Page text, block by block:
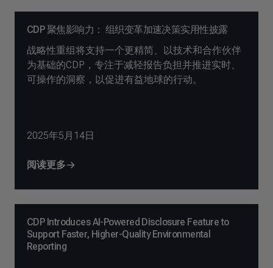
CDP 聚焦影响力： 组织变革加速决策实用性披露
战略性重组将支持一个更精简、以技术和合作伙伴
为基础的CDP，专注于减轻报告负担并推进实时、
可操作的洞察，以促进有益地球的行动。
2025年5月14日
阅读更多
CDP Introduces AI-Powered Disclosure Feature to
Support Faster, Higher-Quality Environmental
Reporting